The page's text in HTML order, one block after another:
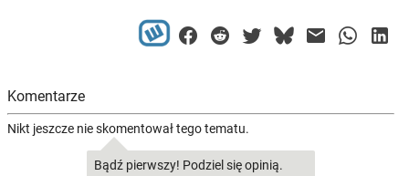
Komentarze
Nikt jeszcze nie skomentował tego tematu.
Bądź pierwszy! Podziel się opinią.